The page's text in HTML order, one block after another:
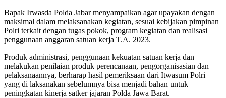
Bapak Irwasda Polda Jabar menyampaikan agar upayakan dengan
maksimal dalam melaksanakan kegiatan, sesuai kebijakan pimpinan
Polri terkait dengan tugas pokok, program kegiatan dan realisasi
penggunaan anggaran satuan kerja T.A. 2023.
Produk administrasi, penggunaan kekuatan satuan kerja dan
melakukan penilaian produk perencanaan, pengorganisasian dan
pelaksanaannya, berharap hasil pemeriksaan dari Itwasum Polri
yang di laksanakan sebelumnya bisa menjadi bahan untuk
peningkatan kinerja satker jajaran Polda Jawa Barat.